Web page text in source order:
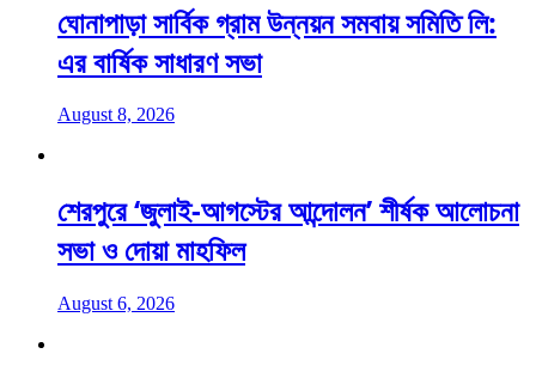
ঘোনাপাড়া সার্বিক গ্রাম উন্নয়ন সমবায় সমিতি লি:
এর বার্ষিক সাধারণ সভা
August 8, 2026
শেরপুরে ‘জুলাই-আগস্টের আন্দোলন’ শীর্ষক আলোচনা
সভা ও দোয়া মাহফিল
August 6, 2026